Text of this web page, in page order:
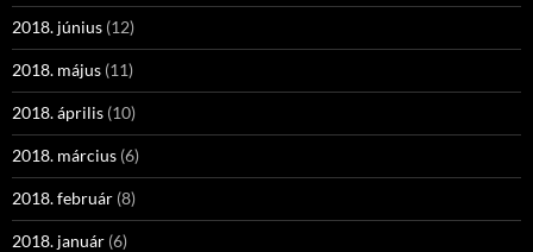
2018. június (12)
2018. május (11)
2018. április (10)
2018. március (6)
2018. február (8)
2018. január (6)